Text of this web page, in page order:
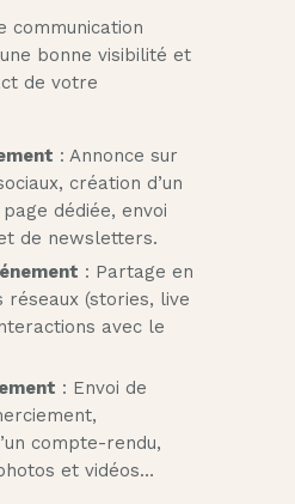
communication
bonne visibilité et
de votre
: Annonce sur
création d’un
page dédiée, envoi
de newsletters.
: Partage en
réseaux (stories, live
avec le
: Envoi de
compte-rendu,
et vidéos…